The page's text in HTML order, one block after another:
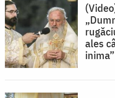
ales
inima”